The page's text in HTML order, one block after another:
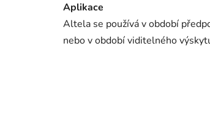
Aplikace
Altela se používá v období
nebo v období viditelného